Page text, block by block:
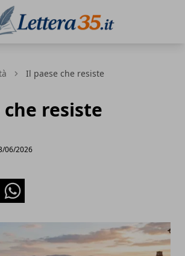
Il paese che resiste
resiste
06/2026
Whatsapp